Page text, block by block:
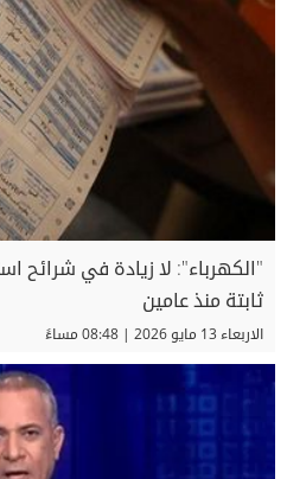
"الكهرباء": لا زيادة في شرائح
ثابتة منذ عامين
الاربعاء 13 مايو 2026 | 08:48 مساءً